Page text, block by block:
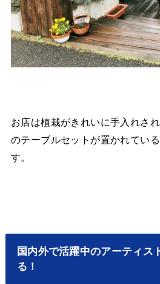
お店は植栽がきれいに手入れさ
のテーブルセットが置かれてい
す。
国内外で活躍中のアーティス
る！